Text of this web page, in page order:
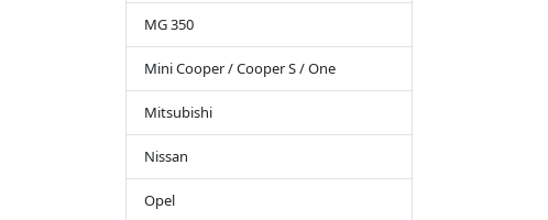
MG 350
Mini Cooper / Cooper S / One
Mitsubishi
Nissan
Opel